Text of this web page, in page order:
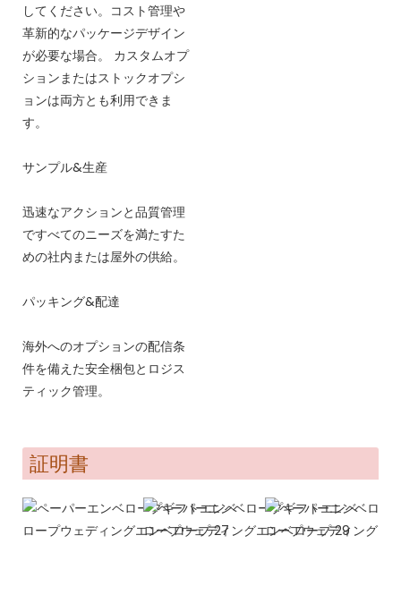
してください。コスト管理や
革新的なパッケージデザイン
が必要な場合。 カスタムオプ
ションまたはストックオプシ
ョンは両方とも利用できま
す。
サンプル&生産
迅速なアクションと品質管理
ですべてのニーズを満たすた
めの社内または屋外の供給。
パッキング&配達
海外へのオプションの配信条
件を備えた安全梱包とロジス
ティック管理。
証明書